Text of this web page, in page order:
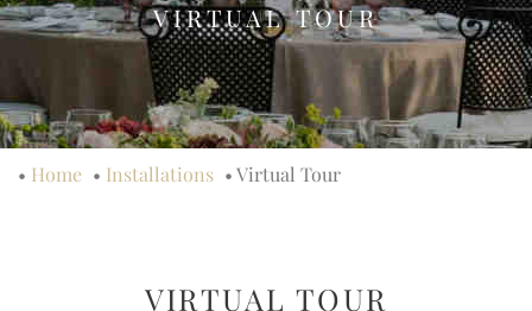
VIRTUAL TOUR
• Home • Installations •Virtual Tour
VIRTUAL TOUR